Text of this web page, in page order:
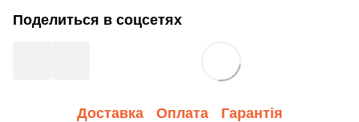
Поделиться в соцсетях
Доставка Оплата Гарантія